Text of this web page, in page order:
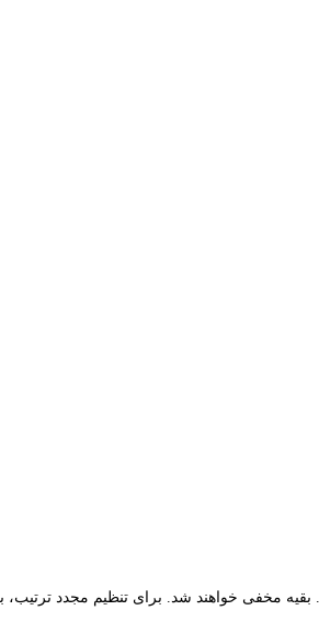
بقیه مخفی خواهند شد. برای تنظیم مجدد ترتیب،